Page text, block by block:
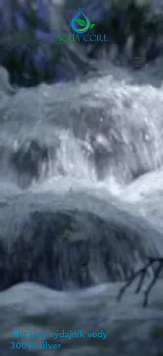
Filtračný výdajník vody
300W silver